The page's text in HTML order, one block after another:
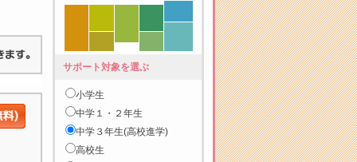
サポート対象を選ぶ
小学生
中学１・２年生
中学３年生(高校進学)
高校生